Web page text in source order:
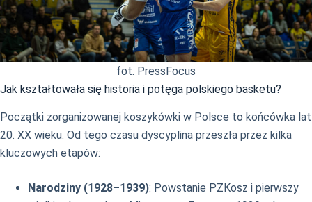
fot. PressFocus
Jak kształtowała się historia i potęga polskiego basketu?
Początki zorganizowanej koszykówki w Polsce to końcówka lat
20. XX wieku. Od tego czasu dyscyplina przeszła przez kilka
kluczowych etapów:
Narodziny (1928–1939): Powstanie PZKosz i pierwszy